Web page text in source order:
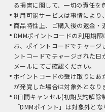
る損害に関して、一切の責任を
利用可能サービスは事情により
商品特性上、ご購入後の返金・
DMMポイントコードの利用期
お、ポイントコードでチャージ
ントコードでチャージされた
メールにてご確認ください。
ポイントコードの受け取りに
が発覚した場合は対象外となり
8日間キャンセル(初期契約解除
「DMMポイント」は対象外と